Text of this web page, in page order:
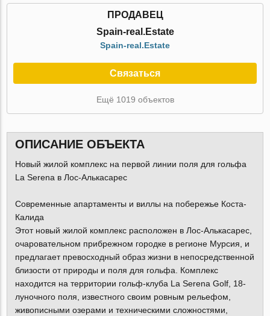
ПРОДАВЕЦ
Spain-real.Estate
Spain-real.Estate
Связаться
Ещё 1019 объектов
ОПИСАНИЕ ОБЪЕКТА
Новый жилой комплекс на первой линии поля для гольфа
La Serena в Лос-Алькасарес
Современные апартаменты и виллы на побережье Коста-
Калида
Этот новый жилой комплекс расположен в Лос-Алькасарес,
очаровательном прибрежном городке в регионе Мурсия, и
предлагает превосходный образ жизни в непосредственной
близости от природы и поля для гольфа. Комплекс
находится на территории гольф-клуба La Serena Golf, 18-
луночного поля, известного своим ровным рельефом,
живописными озерами и техническими сложностями,